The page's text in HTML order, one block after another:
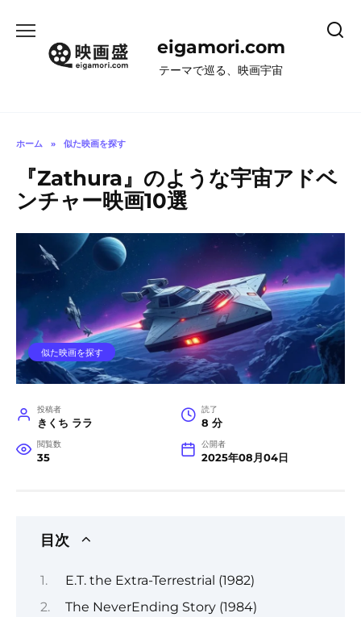
eigamori.com
テーマで巡る、映画宇宙
ホーム » 似た映画を探す
『Zathura』のような宇宙アドベ
ンチャー映画10選
似た映画を探す
投稿者
きくち ララ
読了
8 分
閲覧数
35
公開者
2025年08月04日
目次
E.T. the Extra-Terrestrial (1982)
The NeverEnding Story (1984)